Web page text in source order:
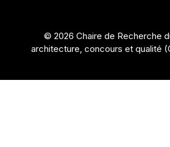
© 2026 Chaire de Recherche
architecture, concours et qualité